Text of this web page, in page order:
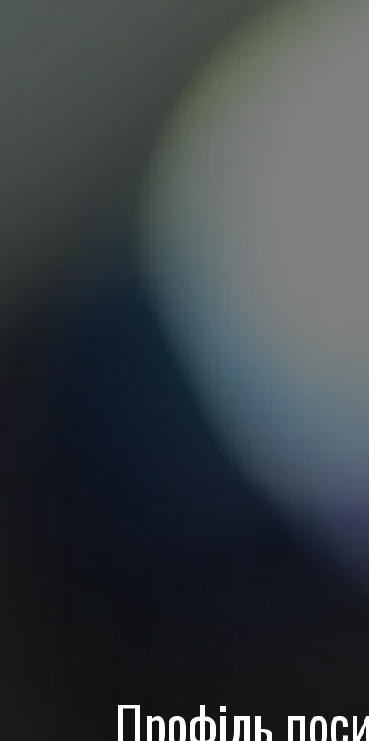
Профіль